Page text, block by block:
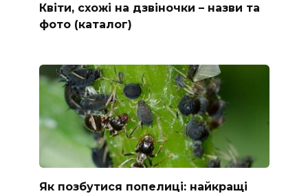
Квіти, схожі на дзвіночки – назви та
фото (каталог)
Як позбутися попелиці: найкращі